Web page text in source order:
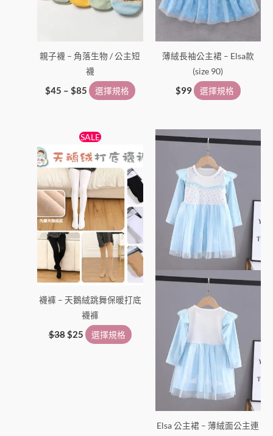
親子襪 – 角落生物 / 公主短
襪
$45 – $85 選擇規格
選
薄絨長袖公主裙 – Elsa款
(size 90)
$99 選擇規格
選
SALE
襪褲 – 天鵝絨跳舞保暖打底
襪褲
$38
價
格：
$38。
$25
目
前
價
格：
$25。
選擇規格
產
品
有
多
種
款
式。
可
在
品
面
Elsa 公主裙 – 薄絨面公主連
種
款
式。
可
在
產
選
擇